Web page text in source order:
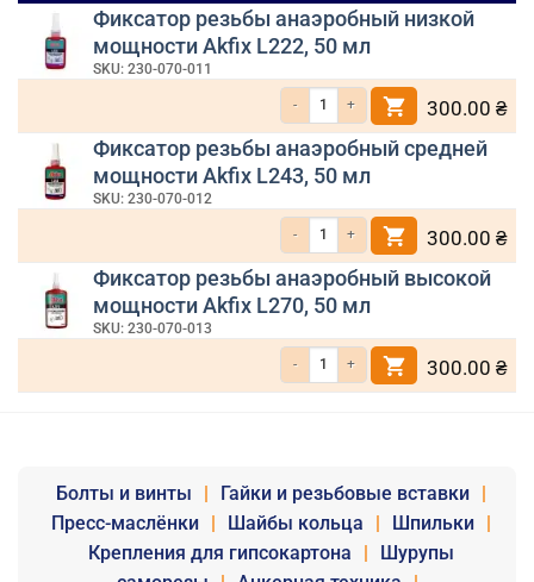
Фиксатор резьбы анаэробный низкой
мощности Akfix L222, 50 мл
SKU: 230-070-011
Количество товара Фиксатор резьбы
300.00 ₴
Фиксатор резьбы анаэробный средней
мощности Akfix L243, 50 мл
SKU: 230-070-012
Количество товара Фиксатор резьбы
300.00 ₴
Фиксатор резьбы анаэробный высокой
мощности Akfix L270, 50 мл
SKU: 230-070-013
Количество товара Фиксатор резьбы
300.00 ₴
Болты и винты | Гайки и резьбовые вставки
|
Пресс-маслёнки
| Шайбы кольца | Шпильки
|
Крепления для гипсокартона
|
Шурупы